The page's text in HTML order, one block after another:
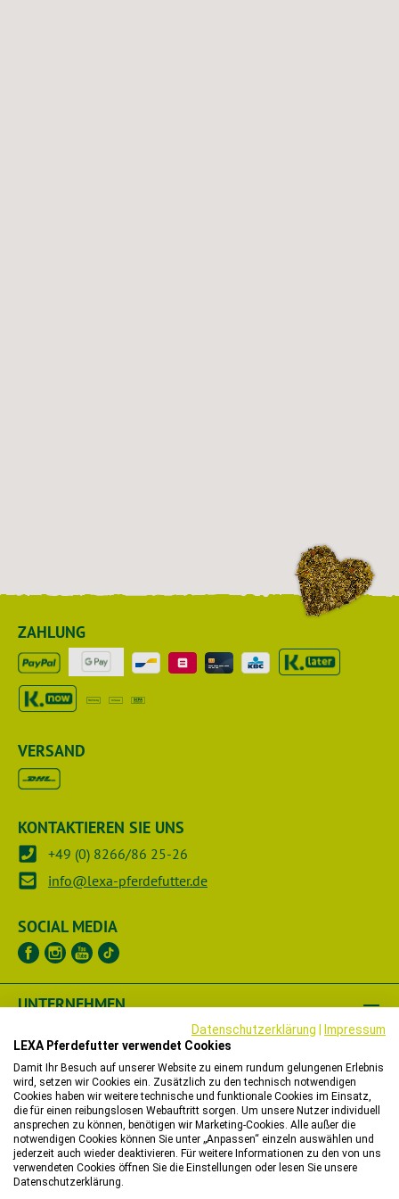
ZAHLUNG
VERSAND
KONTAKTIEREN SIE UNS
+49 (0) 8266/86 25-26
info@lexa-pferdefutter.de
SOCIAL MEDIA
UNTERNEHMEN
RECHTLICHES
HÄNDLER
WIR HELFEN IHNEN
Bitte beachten Sie, dass wir in unserem Onlineshop nur
Bestellungen mit einer Lieferadresse in Deutschland,
Datenschutzerklärung
Impressum
LEXA Pferdefutter verwendet Cookies
Damit Ihr Besuch auf unserer Website zu einem rundum gelungenen Erlebnis
wird, setzen wir Cookies ein. Zusätzlich zu den technisch notwendigen
Cookies haben wir weitere technische und funktionale Cookies im Einsatz,
die für einen reibungslosen Webauftritt sorgen. Um unsere Nutzer individuell
ansprechen zu können, benötigen wir Marketing-Cookies. Alle außer die
notwendigen Cookies können Sie unter „Anpassen“ einzeln auswählen und
jederzeit auch wieder deaktivieren. Für weitere Informationen zu den von uns
verwendeten Cookies öffnen Sie die Einstellungen oder lesen Sie unsere
Datenschutzerklärung.